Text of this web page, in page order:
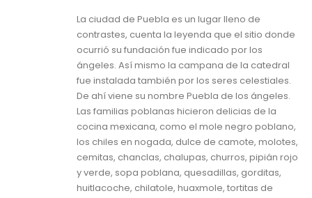
La ciudad de Puebla es un lugar lleno de
contrastes, cuenta la leyenda que el sitio donde
ocurrió su fundación fue indicado por los
ángeles. Así mismo la campana de la catedral
fue instalada también por los seres celestiales.
De ahí viene su nombre Puebla de los ángeles.
Las familias poblanas hicieron delicias de la
cocina mexicana, como el mole negro poblano,
los chiles en nogada, dulce de camote, molotes,
cemitas, chanclas, chalupas, churros, pipián rojo
y verde, sopa poblana, quesadillas, gorditas,
huitlacoche, chilatole, huaxmole, tortitas de